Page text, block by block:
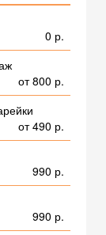
0 р.
от 800 р.
от 490 р.
990 р.
990 р.